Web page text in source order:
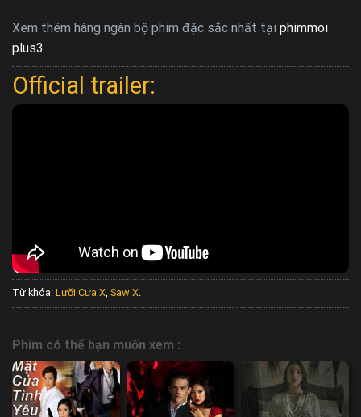
Xem thêm hàng ngàn bộ phim đặc sắc nhất tại phimmoi
plus3
Official trailer:
Từ khóa: Lưỡi Cưa X Saw X
Phim có thể bạn muốn xem :